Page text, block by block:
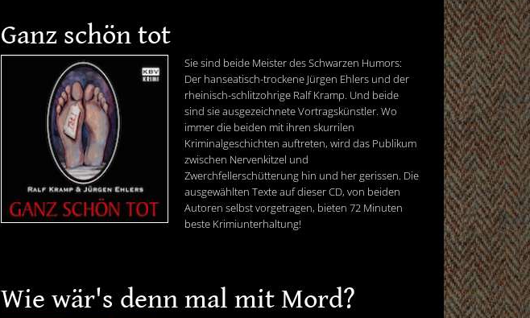
Ganz schön tot
Sie sind beide Meister des Schwarzen Humors:
Der hanseatisch-trockene Jürgen Ehlers und der
rheinisch-schlitzohrige Ralf Kramp. Und beide
sind sie ausgezeichnete Vortragskünstler. Wo
immer die beiden mit ihren skurrilen
Kriminalgeschichten auftreten, wird das Publikum
zwischen Nervenkitzel und
Zwerchfellerschütterung hin und her gerissen. Die
ausgewählten Texte auf dieser CD, von beiden
Autoren selbst vorgetragen, bieten 72 Minuten
beste Krimiunterhaltung!
Wie wär's denn mal mit Mord?